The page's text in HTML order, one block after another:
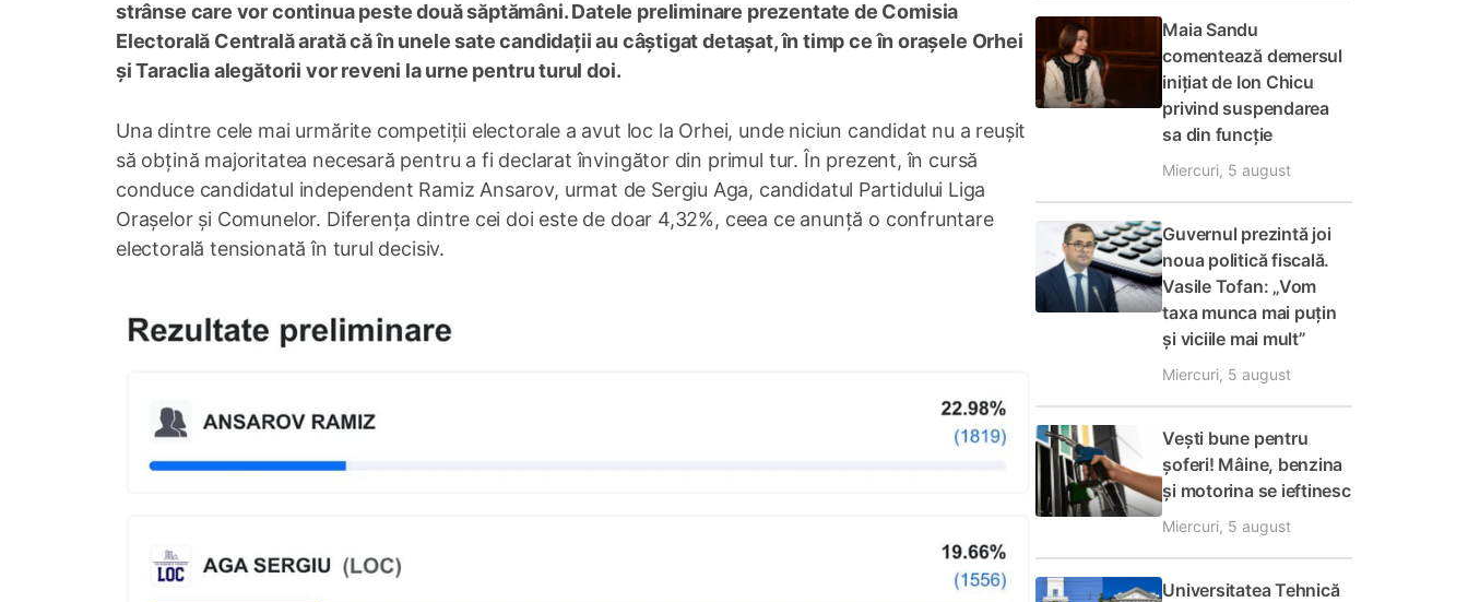
strânse care vor continua peste două săptămâni. Datele preliminare prezentate de Comisia
Electorală Centrală arată că în unele sate candidații au câștigat detașat, în timp ce în orașele Orhei
și Taraclia alegătorii vor reveni la urne pentru turul doi.
Una dintre cele mai urmărite competiții electorale a avut loc la Orhei, unde niciun candidat nu a reușit
să obțină majoritatea necesară pentru a fi declarat învingător din primul tur. În prezent, în cursă
conduce candidatul independent Ramiz Ansarov, urmat de Sergiu Aga, candidatul Partidului Liga
Orașelor și Comunelor. Diferența dintre cei doi este de doar 4,32%, ceea ce anunță o confruntare
electorală tensionată în turul decisiv.
Maia Sandu
comentează demersul
inițiat de Ion Chicu
privind suspendarea
sa din funcție
Miercuri, 5 august
Guvernul prezintă joi
noua politică fiscală.
Vasile Tofan: „Vom
taxa munca mai puțin
și viciile mai mult”
Miercuri, 5 august
Vești bune pentru
șoferi! Mâine, benzina
și motorina se ieftinesc
Miercuri, 5 august
Universitatea Tehnică